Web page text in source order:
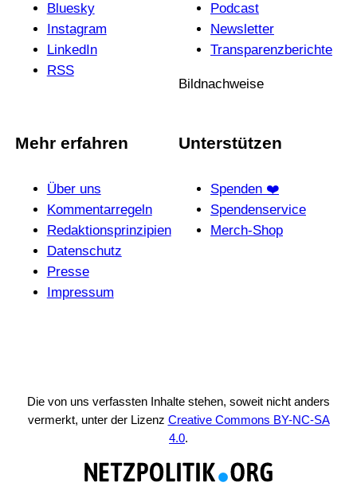
Bluesky
Instagram
LinkedIn
RSS
Podcast
News­letter
Trans­pa­renz­be­richte
Bildnachweise
Mehr erfahren
Über uns
Kommentarregeln
Redak­ti­ons­prin­zi­pien
Daten­schutz
Presse
Impressum
Unterstützen
Spenden ❤️
Spendenservice
Merch-Shop
Die von uns verfassten Inhalte stehen, soweit nicht anders
vermerkt, unter der Lizenz Creative Commons BY-NC-SA
4.0.